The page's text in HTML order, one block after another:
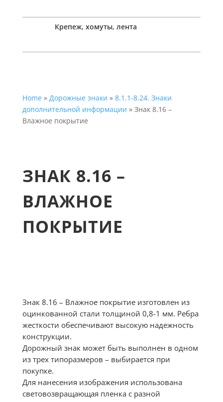
Крепеж, хомуты, лента
Home» Дорожные знаки » 8.1.1-8.24. Знаки
дополнительной информации » Знак 8.16 –
Влажное покрытие
ЗНАК 8.16 –
ВЛАЖНОЕ
ПОКРЫТИЕ
Знак 8.16 – Влажное покрытие изготовлен из
оцинкованной стали толщиной 0,8-1 мм. Ребра
жесткости обеспечивают высокую надежность
конструкции.
Дорожный знак может быть выполнен в одном
из трех типоразмеров – выбирается при
покупке.
Для нанесения изображения использована
световозвращающая пленка с разной